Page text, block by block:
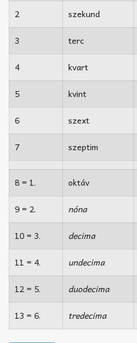
2
szekund
3
terc
4
kvart
5
kvint
6
szext
7
szeptim
8 = 1. oktáv
9 = 2.
nóna
10 = 3.
decima
11 = 4.
undecima
12 = 5.
duodecima
13 = 6.
tredecima